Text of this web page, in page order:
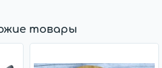
товары